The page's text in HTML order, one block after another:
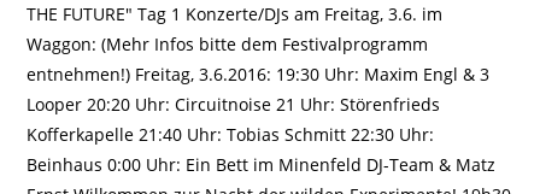
THE FUTURE" Tag 1 Konzerte/DJs am Freitag, 3.6. im
Waggon: (Mehr Infos bitte dem Festivalprogramm
entnehmen!) Freitag, 3.6.2016: 19:30 Uhr: Maxim Engl & 3
Looper 20:20 Uhr: Circuitnoise 21 Uhr: Störenfrieds
Kofferkapelle 21:40 Uhr: Tobias Schmitt 22:30 Uhr:
Beinhaus 0:00 Uhr: Ein Bett im Minenfeld DJ-Team & Matz